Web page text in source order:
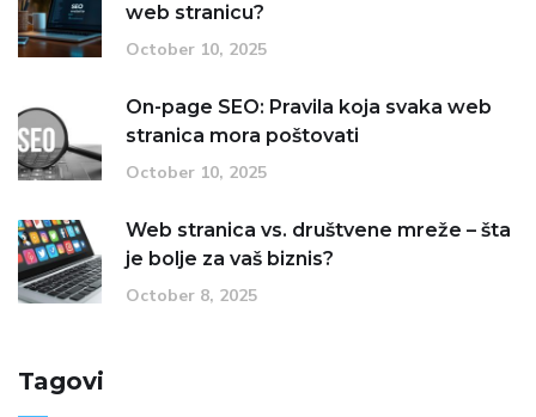
web stranicu?
October 10, 2025
On-page SEO: Pravila koja svaka web
stranica mora poštovati
October 10, 2025
Web stranica vs. društvene mreže – šta
je bolje za vaš biznis?
October 8, 2025
Tagovi